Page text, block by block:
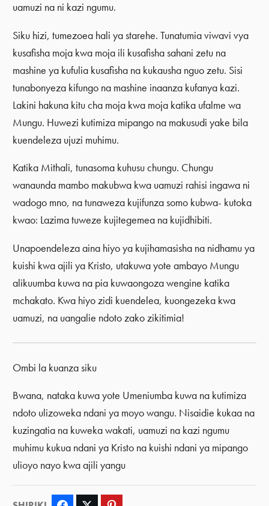
uamuzi na ni kazi ngumu.
Siku hizi, tumezoea hali ya starehe. Tunatumia viwavi vya
kusafisha moja kwa moja ili kusafisha sahani zetu na
mashine ya kufulia kusafisha na kukausha nguo zetu. Sisi
tunabonyeza kifungo na mashine inaanza kufanya kazi.
Lakini hakuna kitu cha moja kwa moja katika ufalme wa
Mungu. Huwezi kutimiza mipango na makusudi yake bila
kuendeleza ujuzi muhimu.
Katika Mithali, tunasoma kuhusu chungu. Chungu
wanaunda mambo makubwa kwa uamuzi rahisi ingawa ni
wadogo mno, na tunaweza kujifunza somo kubwa- kutoka
kwao: Lazima tuweze kujitegemea na kujidhibiti.
Unapoendeleza aina hiyo ya kujihamasisha na nidhamu ya
kuishi kwa ajili ya Kristo, utakuwa yote ambayo Mungu
alikuumba kuwa na pia kuwaongoza wengine katika
mchakato. Kwa hiyo zidi kuendelea, kuongezeka kwa
uamuzi, na uangalie ndoto zako zikitimia!
Ombi la kuanza siku
Bwana, nataka kuwa yote Umeniumba kuwa na kutimiza
ndoto ulizoweka ndani ya moyo wangu. Nisaidie kukaa na
kuzingatia na kuweka wakati, uamuzi na kazi ngumu
muhimu kukua ndani ya Kristo na kuishi ndani ya mipango
ulioyo nayo kwa ajili yangu